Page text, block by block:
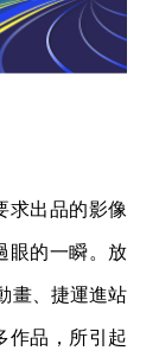
求出品的影像
眼的一瞬。放
畫、捷運進站
品，所引起